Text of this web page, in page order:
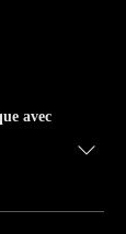
avec